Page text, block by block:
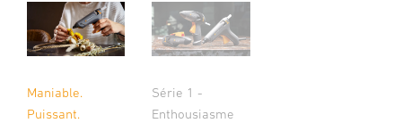
Maniable.
Puissant.
Série 1 -
Enthousiasme